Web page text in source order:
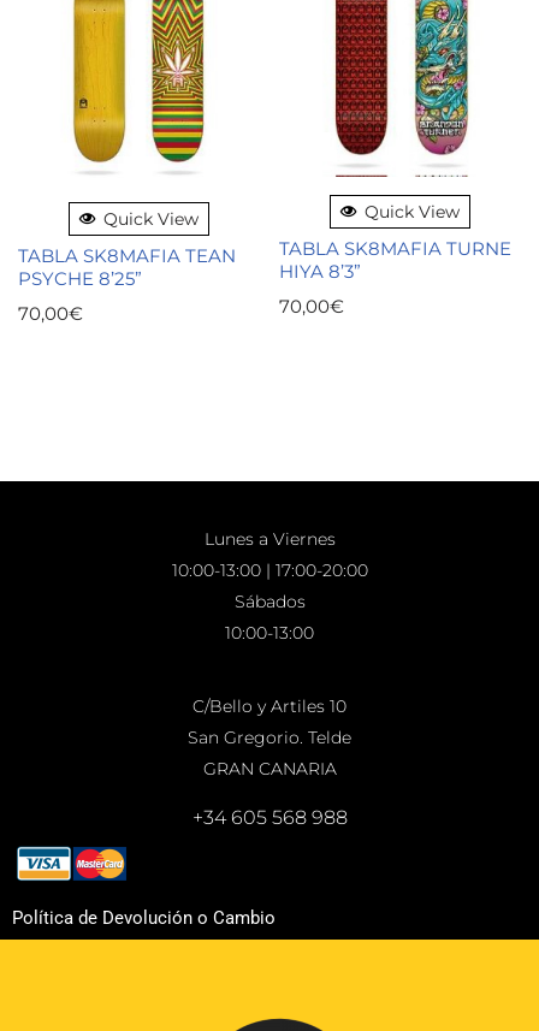
Quick View
TABLA SK8MAFIA TEAN
PSYCHE 8’25”
70,00€
Quick View
TABLA SK8MAFIA TURNE
HIYA 8’3”
70,00€
Lunes a Viernes
10:00-13:00 | 17:00-20:00
Sábados
10:00-13:00
C/Bello y Artiles 10
San Gregorio. Telde
GRAN CANARIA
+34 605 568 988
Política de Devolución o Cambio